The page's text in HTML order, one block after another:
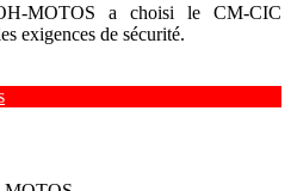
MOTOS a choisi le CM-CIC
exigences de sécurité.